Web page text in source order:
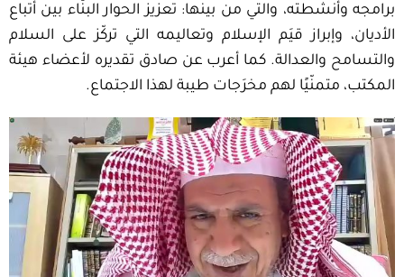
برامجه وأنشطته، والتي من بينها: تعزيز الحوار البنّاء بين أتباع
الأديان، وإبراز قيَم الإسلام وتعاليمه التي تركّز على السلام
والتسامح والعدالة. كما أعرب عن صادق تقديره لأعضاء هيئة
المكتب، متمنّيًا لهم مخرَجات طيبة لهذا الاجتماع.